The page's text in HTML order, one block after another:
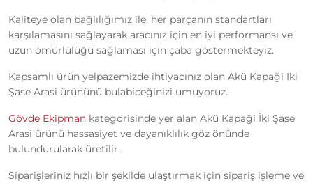
Kaliteye olan bağlılığımız ile, her parçanın standartları
karşılamasını sağlayarak aracınız için en iyi performansı ve
uzun ömürlülüğü sağlaması için çaba göstermekteyiz.
Kapsamlı ürün yelpazemizde ihtiyacınız olan Akü Kapaği İki
Şase Arasi ürününü bulabiceğinizi umuyoruz.
Gövde Ekipman kategorisinde yer alan Akü Kapaği İki Şase
Arasi ürünü hassasiyet ve dayanıklılık göz önünde
bulundurularak üretilir.
Siparişleriniz hızlı bir şekilde ulaştırmak için sipariş işleme ve